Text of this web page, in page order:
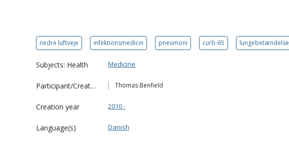
nedre luftveje infektionsmedicin pneumoni curb-65 lungebetændelse
Subjects: Health Medicine
Participant/Creator Thomas Benfield
Creation year 2010 -
Language(s) Danish